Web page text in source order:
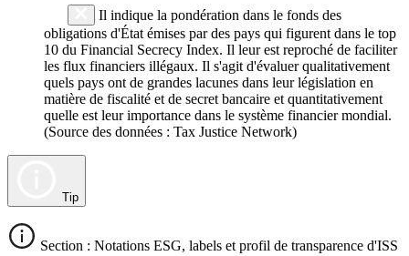
Il indique la pondération dans le fonds des
obligations d'État émises par des pays qui figurent dans le top
10 du Financial Secrecy Index. Il leur est reproché de faciliter
les flux financiers illégaux. Il s'agit d'évaluer qualitativement
quels pays ont de grandes lacunes dans leur législation en
matière de fiscalité et de secret bancaire et quantitativement
quelle est leur importance dans le système financier mondial.
(Source des données : Tax Justice Network)
Tip
Section : Notations ESG, labels et profil de transparence d'ISS